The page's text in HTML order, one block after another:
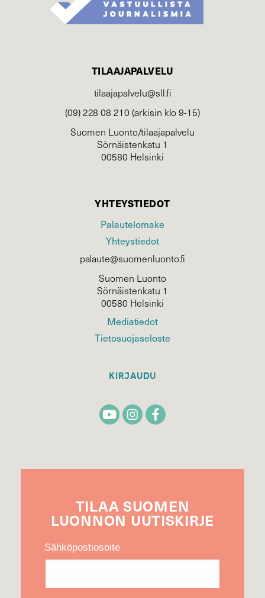
TILAAJAPALVELU
tilaajapalvelu@sll.fi
(09) 228 08 210 (arkisin klo 9-15)
Suomen Luonto/tilaajapalvelu
Sörnäistenkatu 1
00580 Helsinki
YHTEYSTIEDOT
Palautelomake
Yhteystiedot
palaute@suomenluonto.fi
Suomen Luonto
Sörnäistenkatu 1
00580 Helsinki
Mediatiedot
Tietosuojaseloste
KIRJAUDU
TILAA SUOMEN
LUONNON UUTIS­KIRJE
Sähköpostiosoite